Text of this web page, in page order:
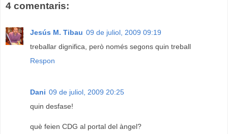
4 comentaris:
Jesús M. Tibau 09 de juliol, 2009 09:19
treballar dignifica, però només segons quin treball
Respon
Dani 09 de juliol, 2009 20:25
quin desfase!
què feien CDG al portal del àngel?